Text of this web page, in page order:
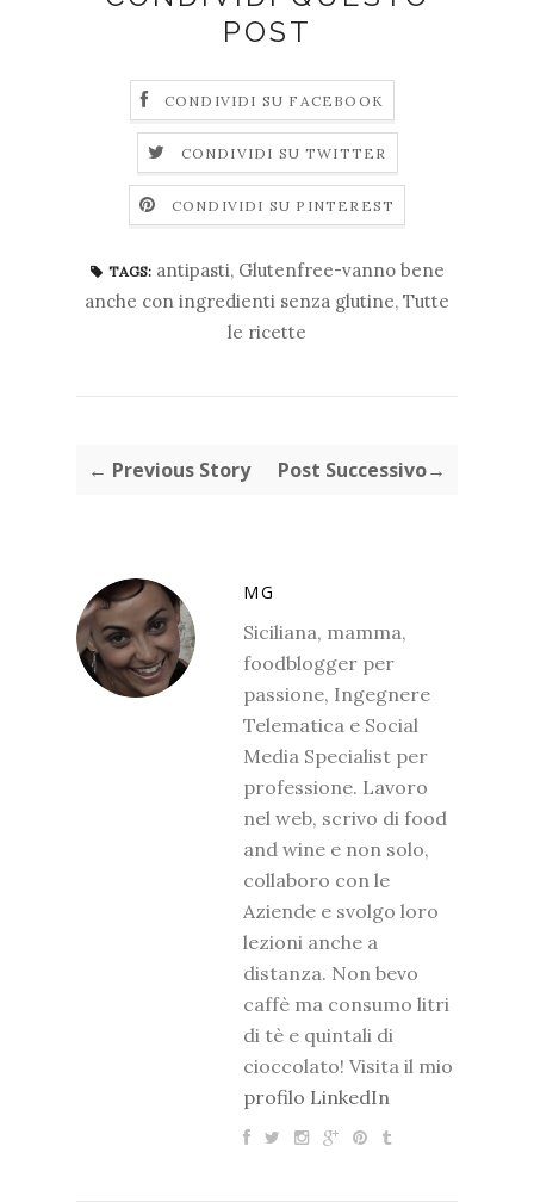
POST
CONDIVIDI SU FACEBOOK
CONDIVIDI SU TWITTER
CONDIVIDI SU PINTEREST
TAGS: antipasti, Glutenfree-vanno bene
anche con ingredienti senza glutine, Tutte
le ricette
← Previous Story Post Successivo→
MG
Siciliana, mamma,
foodblogger per
passione, Ingegnere
Telematica e Social
Media Specialist per
professione. Lavoro
nel web, scrivo di food
and wine e non solo,
collaboro con le
Aziende e svolgo loro
lezioni anche a
distanza. Non bevo
caffè ma consumo litri
di tè e quintali di
cioccolato! Visita il mio
profilo LinkedIn